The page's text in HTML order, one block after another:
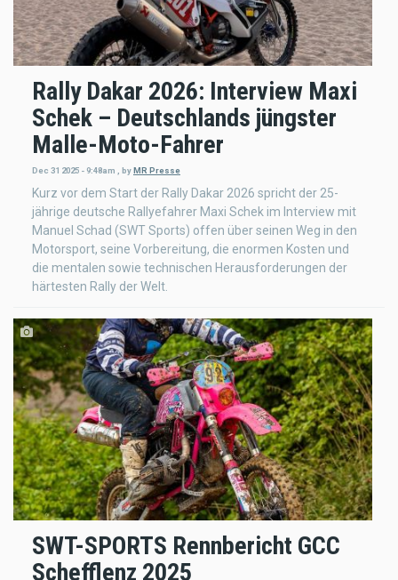
Rally Dakar 2026: Interview Maxi
Schek – Deutschlands jüngster
Malle-Moto-Fahrer
Dec 31 2025 - 9:48am , by MR Presse
Kurz vor dem Start der Rally Dakar 2026 spricht der 25-
jährige deutsche Rallyefahrer Maxi Schek im Interview mit
Manuel Schad (SWT Sports) offen über seinen Weg in den
Motorsport, seine Vorbereitung, die enormen Kosten und
die mentalen sowie technischen Herausforderungen der
härtesten Rally der Welt.
SWT-SPORTS Rennbericht GCC
Schefflenz 2025